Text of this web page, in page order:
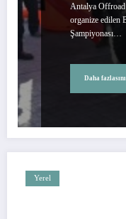
Antalya Offroad
organize edilen
Şampiyonası…
Daha
Yerel